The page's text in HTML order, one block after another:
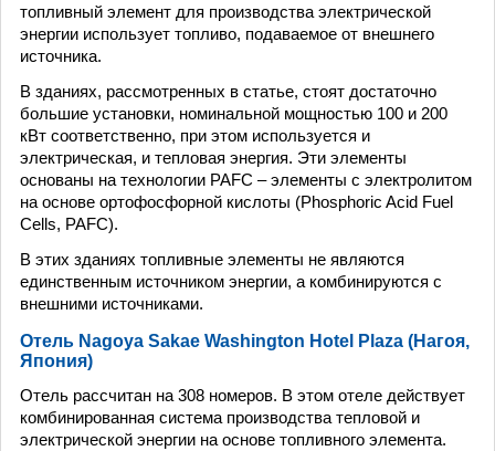
топливный элемент для производства электрической
энергии использует топливо, подаваемое от внешнего
источника.
В зданиях, рассмотренных в статье, стоят достаточно
большие установки, номинальной мощностью 100 и 200
кВт соответственно, при этом используется и
электрическая, и тепловая энергия. Эти элементы
основаны на технологии PAFC – элементы с электролитом
на основе ортофосфорной кислоты (Phosphoric Acid Fuel
Cells, PAFC).
В этих зданиях топливные элементы не являются
единственным источником энергии, а комбинируются с
внешними источниками.
Отель Nagoya Sakae Washington Hotel Plaza (Нагоя,
Япония)
Отель рассчитан на 308 номеров. В этом отеле действует
комбинированная система производства тепловой и
электрической энергии на основе топливного элемента.